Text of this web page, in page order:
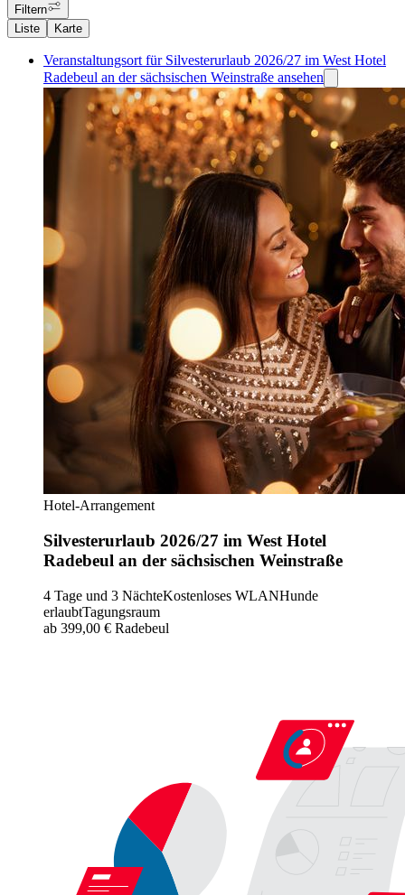
Filtern
Liste
Karte
Veranstaltungsort für Silvesterurlaub 2026/27 im West Hotel
Radebeul an der sächsischen Weinstraße ansehen
Hotel-Arrangement
Silvesterurlaub 2026/27 im West Hotel
Radebeul an der sächsischen Weinstraße
4 Tage und 3 NächteKostenloses WLANHunde
erlaubtTagungsraum
ab 399,00 € Radebeul